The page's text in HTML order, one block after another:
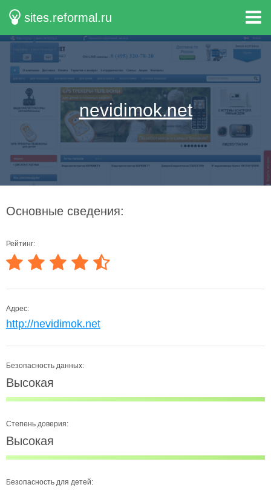
sites.reformal.ru
nevidimok.net
Основные сведения:
Рейтинг:
Адрес:
http://nevidimok.net
Безопасность данных:
Высокая
Степень доверия:
Высокая
Безопасность для детей: